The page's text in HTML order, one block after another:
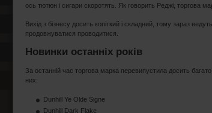
ось тютюн і сигари скоротять. Як говорить Реджі, торгова
Вихід з бізнесу досить копіткий і складний, тому зараз
продовжуватися проводитися.
Новинки останніх років
За останній час торгова марка перевипустила досить
них:
Dunhill Ye Olde Signe
Dunhill Dark Flake